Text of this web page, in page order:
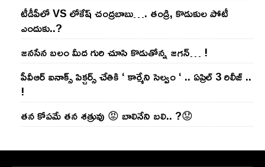
టీడీపీలో VS లోకేష్ చంద్ర‌బాబు…. తండ్రి, కొడుకుల పోటీ
ఎందుకు..?
జ‌న‌సేన బ‌లం మీద గురి చూసి కొడుతోన్న జ‌గ‌న్‌… !
పీవీఆర్ ఐనాక్స్ పిక్చర్స్ చేతికి ‘ కార్మేని సెల్వం ‘ .. ఏప్రిల్ 3 రిలీజ్ ..
!
తన కోపమే తన శత్రువు 😡 బాలినేని బలి.. ?😟